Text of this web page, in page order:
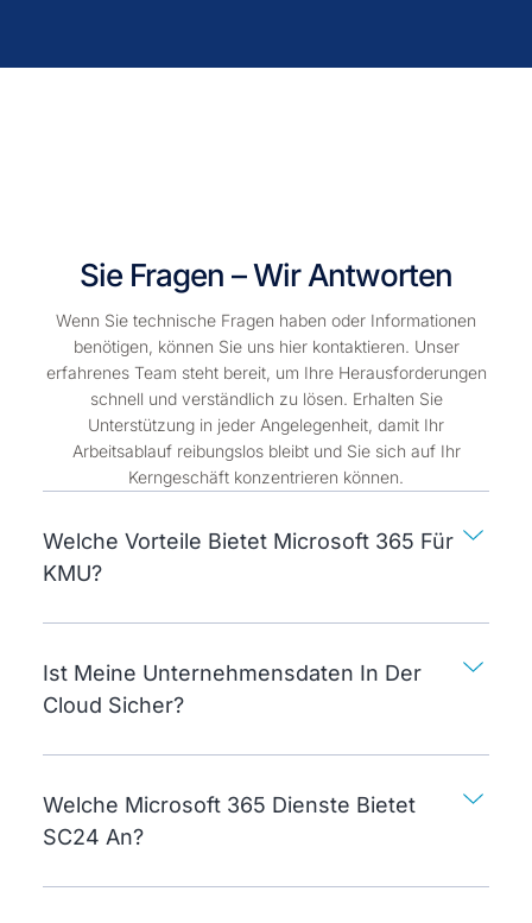
Sie Fragen – Wir Antworten
Wenn Sie technische Fragen haben oder Informationen
benötigen, können Sie uns hier kontaktieren. Unser
erfahrenes Team steht bereit, um Ihre Herausforderungen
schnell und verständlich zu lösen. Erhalten Sie
Unterstützung in jeder Angelegenheit, damit Ihr
Arbeitsablauf reibungslos bleibt und Sie sich auf Ihr
Kerngeschäft konzentrieren können.
Welche Vorteile Bietet Microsoft 365 Für
KMU?
Ist Meine Unternehmensdaten In Der
Cloud Sicher?
Welche Microsoft 365 Dienste Bietet
SC24 An?